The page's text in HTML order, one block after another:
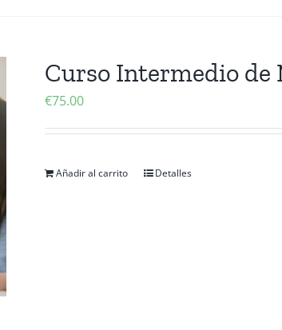
Curso Intermedio de
€75.00
Añadir al carrito Detalles